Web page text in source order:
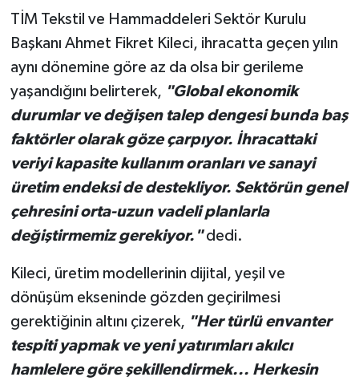
TİM Tekstil ve Hammaddeleri Sektör Kurulu
Başkanı Ahmet Fikret Kileci, ihracatta geçen yılın
aynı dönemine göre az da olsa bir gerileme
yaşandığını belirterek, "Global ekonomik
durumlar ve değişen talep dengesi bunda baş
faktörler olarak göze çarpıyor. İhracattaki
veriyi kapasite kullanım oranları ve sanayi
üretim endeksi de destekliyor. Sektörün genel
çehresini orta-uzun vadeli planlarla
değiştirmemiz gerekiyor."dedi.
Kileci, üretim modellerinin dijital, yeşil ve
dönüşüm ekseninde gözden geçirilmesi
gerektiğinin altını çizerek, "Her türlü envanter
tespiti yapmak ve yeni yatırımları akılcı
hamlelere göre şekillendirmek... Herkesin